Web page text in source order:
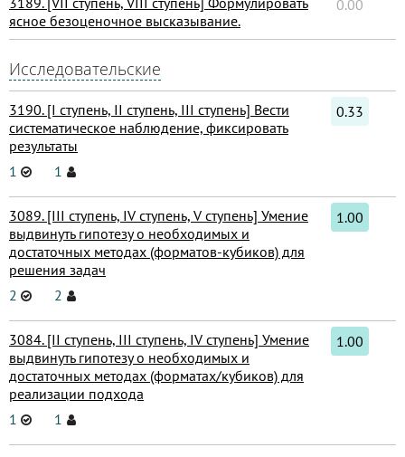
ясное безоценочное высказывание.
0.00
Исследовательские
3190. [I ступень, II ступень, III ступень] Вести
систематическое наблюдение, фиксировать
результаты
1
1
0.33
3089. [III ступень, IV ступень, V ступень] Умение
выдвинуть гипотезу о необходимых и
достаточных методах (форматов-кубиков) для
решения задач
2
2
1.00
3084. [II ступень, III ступень, IV ступень] Умение
выдвинуть гипотезу о необходимых и
достаточных методах (форматах/кубиков) для
реализации подхода
1
1
1.00